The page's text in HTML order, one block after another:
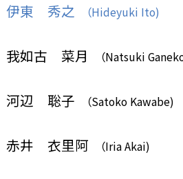
伊東 秀之 （Hideyuki Ito)
我如古 菜月 （Natsuki
河辺 聡子 （Satoko Kawabe)
赤井 衣里阿 （Iria Akai)